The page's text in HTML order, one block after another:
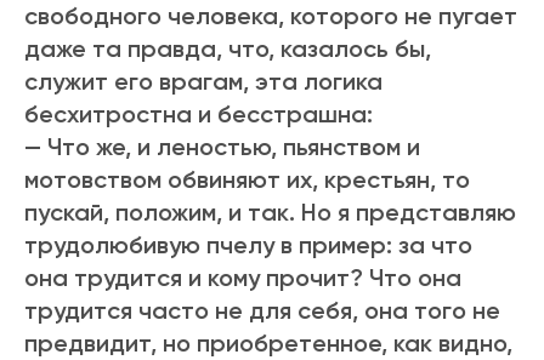
свободного человека, которого не пугает
даже та правда, что, казалось бы,
служит его врагам, эта логика
бесхитростна и бесстрашна:
— Что же, и леностью, пьянством и
мотовством обвиняют их, крестьян, то
пускай, положим, и так. Но я представляю
трудолюбивую пчелу в пример: за что
она трудится и кому прочит? Что она
трудится часто не для себя, она того не
предвидит, но приобретенное, как видно,